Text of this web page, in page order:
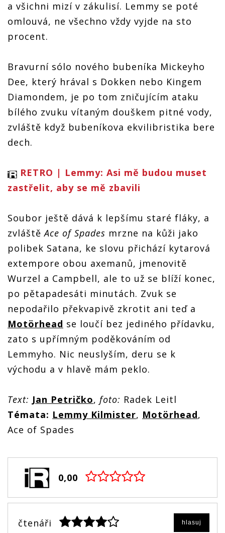
a všichni mizí v zákulisí. Lemmy se poté
omlouvá, ne všechno vždy vyjde na sto
procent.
Bravurní sólo nového bubeníka Mickeyho
Dee, který hrával s Dokken nebo Kingem
Diamondem, je po tom zničujícím ataku
bílého zvuku vítaným douškem pitné vody,
zvláště když bubeníkova ekvilibristika bere
dech.
RETRO | Lemmy: Asi mě budou muset
zastřelit, aby se mě zbavili
Soubor ještě dává k lepšímu staré fláky, a
zvláštěAce of Spades mrzne na kůži jako
polibek Satana, ke slovu přichází kytarová
extempore obou axemanů, jmenovitě
Wurzel a Campbell, ale to už se blíží konec,
po pětapadesáti minutách. Zvuk se
nepodařilo překvapivě zkrotit ani teď a
Motörhead se loučí bez jediného přídavku,
zato s upřímným poděkováním od
Lemmyho. Nic neuslyším, deru se k
východu a v hlavě mám peklo.
Text: Jan Petričko, foto: Radek Leitl
Témata: Lemmy Kilmister, Motörhead,
Ace of Spades
0,00
čtenáři hlasuj